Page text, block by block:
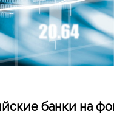
банки на